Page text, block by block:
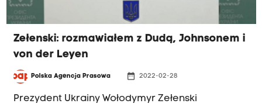
Zełenski: rozmawiałem z Dudą, Johnsonem i
von der Leyen
Polska Agencja Prasowa date_range 2022-02-28
Prezydent Ukrainy Wołodymyr Zełenski